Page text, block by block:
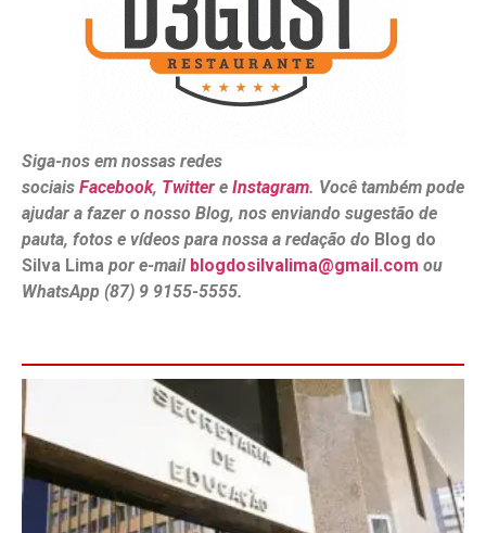
Siga-nos em nossas redes
sociais Facebook, Twitter e Instagram. Você também pode
ajudar a fazer o nosso Blog, nos enviando sugestão de
pauta, fotos e vídeos para nossa a redação do Blog do
Silva Lima por e-mail blogdosilvalima@gmail.com ou
WhatsApp (87) 9 9155-5555.